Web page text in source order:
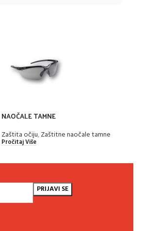
NAOČALE TAMNE
Zaštita očiju,Zaštitne naočale tamne
Pročitaj Više